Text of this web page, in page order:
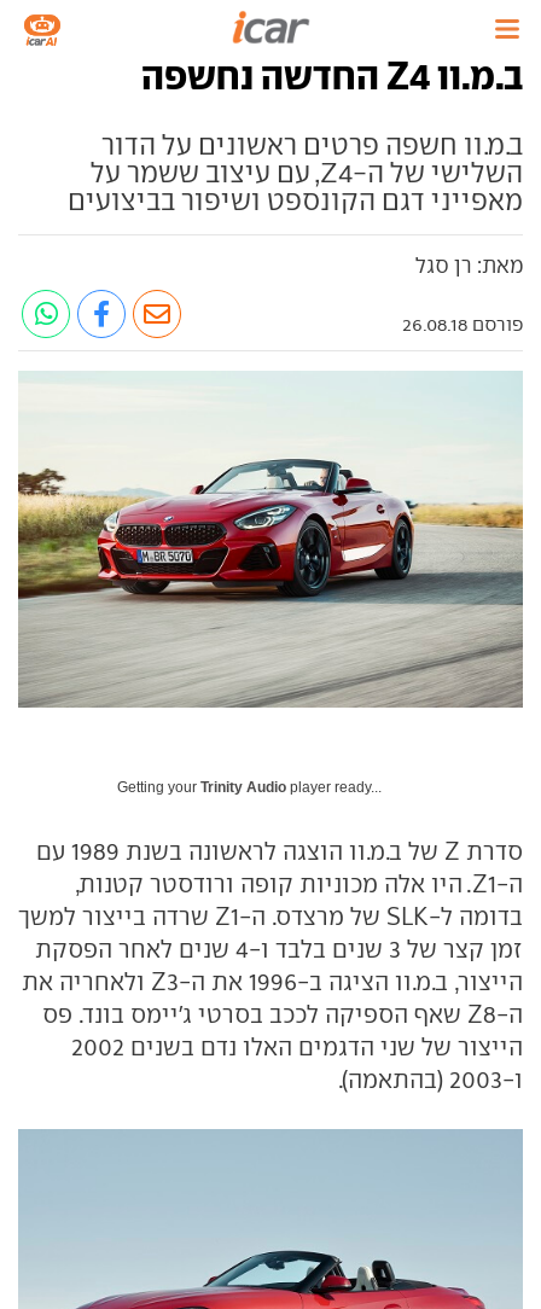
ב.מ.וו Z4 החדשה נחשפה
ב.מ.וו חשפה פרטים ראשונים על הדור
השלישי של ה-Z4, עם עיצוב ששמר על
מאפייני דגם הקונספט ושיפור בביצועים
מאת: רן סגל
פורסם 26.08.18
Getting your Trinity Audio player ready...
סדרת Z של ב.מ.וו הוצגה לראשונה בשנת 1989 עם
ה-Z1. היו אלה מכוניות קופה ורודסטר קטנות,
בדומה ל-SLK של מרצדס. ה-Z1 שרדה בייצור למשך
זמן קצר של 3 שנים בלבד ו-4 שנים לאחר הפסקת
הייצור, ב.מ.וו הציגה ב-1996 את ה-Z3 ולאחריה את
ה-Z8 שאף הספיקה לככב בסרטי ג'יימס בונד. פס
הייצור של שני הדגמים האלו נדם בשנים 2002
ו-2003 (בהתאמה).